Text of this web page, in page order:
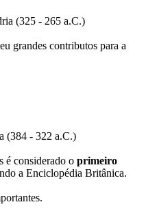
(325 - 265 a.C.)
grandes contributos para a
(384 - 322 a.C.)
é considerado o primeiro
a Enciclopédia Britânica.